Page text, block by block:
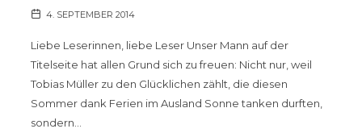
4. SEPTEMBER 2014
Liebe Leserinnen, liebe Leser Unser Mann auf der
Titelseite hat allen Grund sich zu freuen: Nicht nur, weil
Tobias Müller zu den Glücklichen zählt, die diesen
Sommer dank Ferien im Ausland Sonne tanken durften,
sondern…